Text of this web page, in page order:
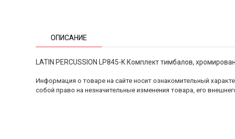
ОПИСАНИЕ
LATIN PERCUSSION LP845-K Комплект тимбалов,
Информация о товаре на сайте носит ознакомительный
собой право на незначительные изменения товара, его